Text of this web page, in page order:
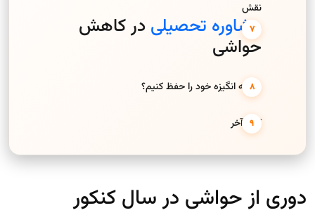
نقش
مشاوره تحصیلی در کاهش
حواشی
چگونه انگیزه خود را حفظ کنیم؟
کلام آخر
دوری از حواشی در سال کنکور